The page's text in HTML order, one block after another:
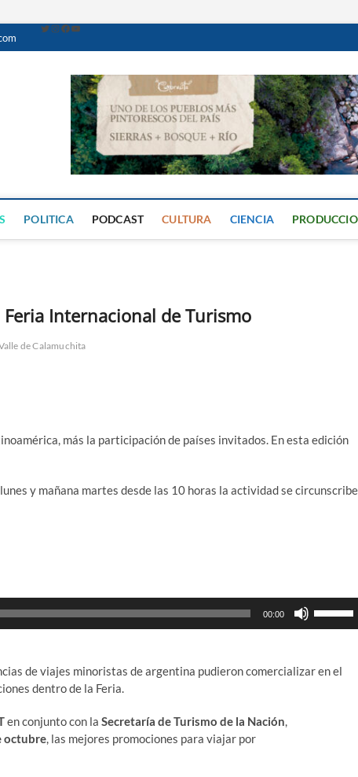
Caminante Digital
PERIÓDICO DIGITAL DEL VALLE DE CALAMUCHITA
POLITICA PODCAST CULTURA CIENCIA
Internacional de Turismo
de Calamuchita
más la participación de países invitados. En esta edición
y mañana martes desde las 10 horas la actividad se circunscribe
00:00
flecha
de viajes minoristas de argentina pudieron comercializar en el
dentro de la Feria.
en conjunto con la Secretaría de Turismo de la Nación,
octubre, las mejores promociones para viajar por